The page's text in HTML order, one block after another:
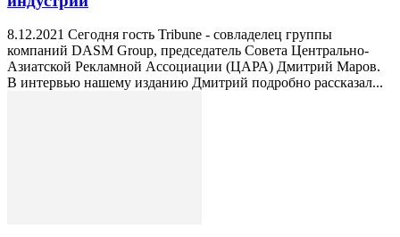
8.12.2021 Сегодня гость Tribune - совладелец группы
компаний DASM Group, председатель Совета Центрально-
Азиатской Рекламной Ассоциации (ЦАРА) Дмитрий Маров.
В интервью нашему изданию Дмитрий подробно рассказал...